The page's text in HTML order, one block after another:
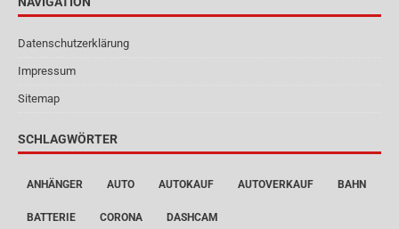
Datenschutzerklärung
Impressum
Sitemap
SCHLAGWÖRTER
ANHÄNGER AUTO AUTOKAUF AUTOVERKAUF BAHN
BATTERIE CORONA DASHCAM